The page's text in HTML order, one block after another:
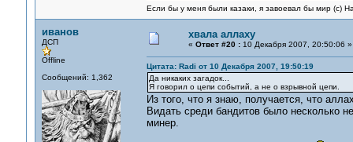
Если бы у меня были казаки, я завоевал бы мир (с)
иванов
ДСП
Offline
Сообщений: 1,362
хвала аллаху
« Ответ #20 :10 Декабря 2007, 20:50:06 »
Цитата: Radi от 10 Декабря 2007, 19:50:19
Да никаких загадок...
Я говорил о цепи событий, а не о взрывной цепи.
Из того, что я знаю, получается, что
Видать среди бандитов было несколько
минер.